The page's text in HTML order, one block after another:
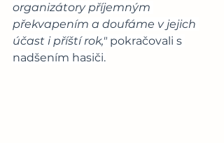
organizátory příjemným
překvapením a doufáme v jejich
účast i příští rok," pokračovali s
nadšením hasiči.